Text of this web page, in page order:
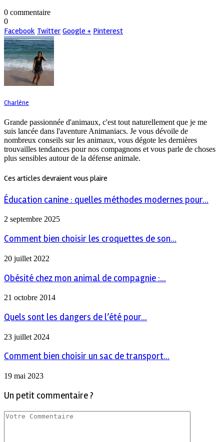
0 commentaire
0
Facebook Twitter Google + Pinterest
Charlène
Grande passionnée d'animaux, c'est tout naturellement que je me
suis lancée dans l'aventure Animaniacs. Je vous dévoile de
nombreux conseils sur les animaux, vous dégote les dernières
trouvailles tendances pour nos compagnons et vous parle de choses
plus sensibles autour de la défense animale.
Ces articles devraient vous plaire
Éducation canine : quelles méthodes modernes pour...
2 septembre 2025
Comment bien choisir les croquettes de son...
20 juillet 2022
Obésité chez mon animal de compagnie :...
21 octobre 2014
Quels sont les dangers de l’été pour...
23 juillet 2024
Comment bien choisir un sac de transport...
19 mai 2023
Un petit commentaire ?